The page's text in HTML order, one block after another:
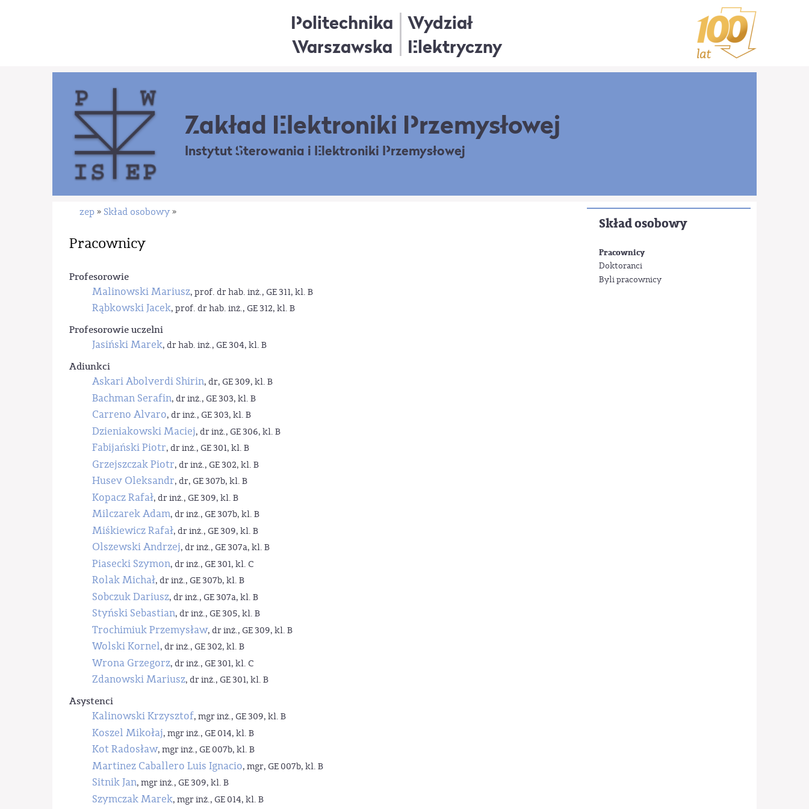
Politechnika
Warszawska
Wydział
Elektryczny
Zakład Elektroniki Przemysłowej
Instytut Sterowania i Elektroniki Przemysłowej
Skład osobowy
Pracownicy
Doktoranci
Byli pracownicy
zep » Skład osobowy »
Pracownicy
Profesorowie
Malinowski Mariusz, prof. dr hab. inż., GE 311, kl. B
Rąbkowski Jacek, prof. dr hab. inż., GE 312, kl. B
Profesorowie uczelni
Jasiński Marek, dr hab. inż., GE 304, kl. B
Adiunkci
Askari Abolverdi Shirin, dr, GE 309, kl. B
Bachman Serafin, dr inż., GE 303, kl. B
Carreno Alvaro, dr inż., GE 303, kl. B
Dzieniakowski Maciej, dr inż., GE 306, kl. B
Fabijański Piotr, dr inż., GE 301, kl. B
Grzejszczak Piotr, dr inż., GE 302, kl. B
Husev Oleksandr, dr, GE 307b, kl. B
Kopacz Rafał, dr inż., GE 309, kl. B
Milczarek Adam, dr inż., GE 307b, kl. B
Miśkiewicz Rafał, dr inż., GE 309, kl. B
Olszewski Andrzej, dr inż., GE 307a, kl. B
Piasecki Szymon, dr inż., GE 301, kl. C
Rolak Michał, dr inż., GE 307b, kl. B
Sobczuk Dariusz, dr inż., GE 307a, kl. B
Styński Sebastian, dr inż., GE 305, kl. B
Trochimiuk Przemysław, dr inż., GE 309, kl. B
Wolski Kornel, dr inż., GE 302, kl. B
Wrona Grzegorz, dr inż., GE 301, kl. C
Zdanowski Mariusz, dr inż., GE 301, kl. B
Asystenci
Kalinowski Krzysztof, mgr inż., GE 309, kl. B
Koszel Mikołaj, mgr inż., GE 014, kl. B
Kot Radosław, mgr inż., GE 007b, kl. B
Martinez Caballero Luis Ignacio, mgr, GE 007b, kl. B
Sitnik Jan, mgr inż., GE 309, kl. B
Szymczak Marek, mgr inż., GE 014, kl. B